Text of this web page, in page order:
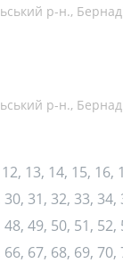
р-н.,
р-н.,
13, 14, 15, 16,
31, 32, 33, 34,
49, 50, 51, 52,
67, 68, 69, 70,